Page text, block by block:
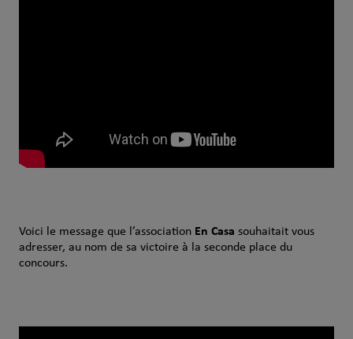
Voici le message que l’association En Casa souhaitait vous
adresser, au nom de sa victoire à la seconde place du
concours.